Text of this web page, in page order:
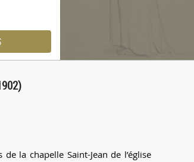
la chapelle Saint-Jean de l’église